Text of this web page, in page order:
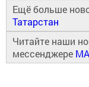
Ещё больше
Татарстан
Читайте наши
мессенджере